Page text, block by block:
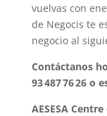
vuelvas con
de Negocis te
negocio al
Contáctanos
93 487 76 26 o
AESESA